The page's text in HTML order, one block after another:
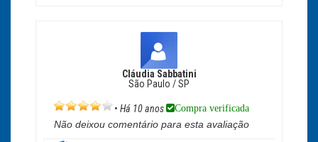
Cláudia Sabbatini
São Paulo / SP
• Há 10 anos Compra verificada
Não deixou comentário para esta avaliação